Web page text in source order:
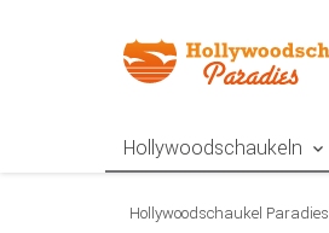
Hollywoodschaukeln
Hollywoodschaukel Paradies